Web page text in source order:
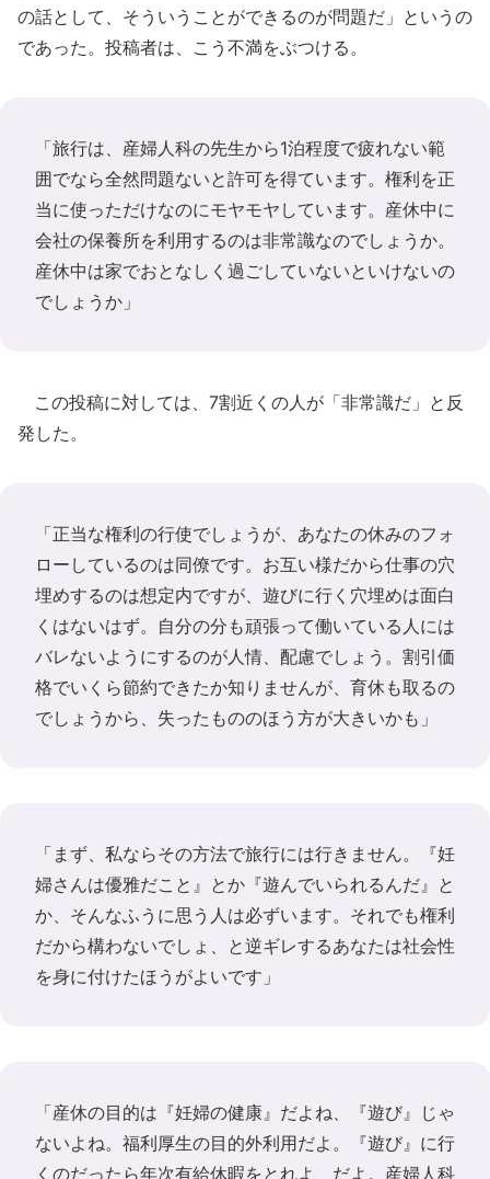
の話として、そういうことができるのが問題だ」というの
であった。投稿者は、こう不満をぶつける。
「旅行は、産婦人科の先生から1泊程度で疲れない範
囲でなら全然問題ないと許可を得ています。権利を正
当に使っただけなのにモヤモヤしています。産休中に
会社の保養所を利用するのは非常識なのでしょうか。
産休中は家でおとなしく過ごしていないといけないの
でしょうか」
この投稿に対しては、7割近くの人が「非常識だ」と反
発した。
「正当な権利の行使でしょうが、あなたの休みのフォ
ローしているのは同僚です。お互い様だから仕事の穴
埋めするのは想定内ですが、遊びに行く穴埋めは面白
くはないはず。自分の分も頑張って働いている人には
バレないようにするのが人情、配慮でしょう。割引価
格でいくら節約できたか知りませんが、育休も取るの
でしょうから、失ったもののほう方が大きいかも」
「まず、私ならその方法で旅行には行きません。『妊
婦さんは優雅だこと』とか『遊んでいられるんだ』と
か、そんなふうに思う人は必ずいます。それでも権利
だから構わないでしょ、と逆ギレするあなたは社会性
を身に付けたほうがよいです」
「産休の目的は『妊婦の健康』だよね、『遊び』じゃ
ないよね。福利厚生の目的外利用だよ。『遊び』に行
くのだったら年次有給休暇をとれよ、だよ。産婦人科